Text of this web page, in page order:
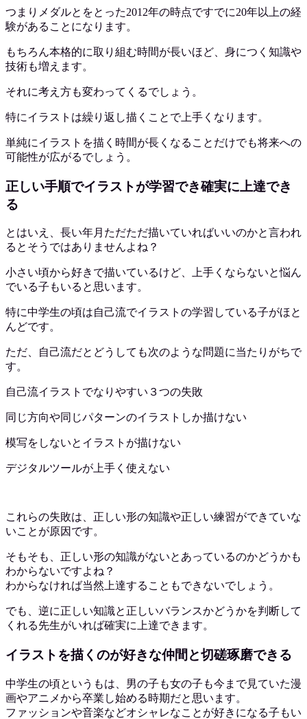
つまりメダルとをとった2012年の時点ですでに20年以上の経
験があることになります。
もちろん本格的に取り組む時間が長いほど、身につく知識や
技術も増えます。
それに考え方も変わってくるでしょう。
特にイラストは繰り返し描くことで上手くなります。
単純にイラストを描く時間が長くなることだけでも将来への
可能性が広がるでしょう。
正しい手順でイラストが学習でき確実に上達でき
る
とはいえ、長い年月ただただ描いていればいいのかと言われ
るとそうではありませんよね？
小さい頃から好きで描いているけど、上手くならないと悩ん
でいる子もいると思います。
特に中学生の頃は自己流でイラストの学習している子がほと
んどです。
ただ、自己流だとどうしても次のような問題に当たりがちで
す。
自己流イラストでなりやすい３つの失敗
同じ方向や同じパターンのイラストしか描けない
模写をしないとイラストが描けない
デジタルツールが上手く使えない
これらの失敗は、正しい形の知識や正しい練習ができていな
いことが原因です。
そもそも、正しい形の知識がないとあっているのかどうかも
わからないですよね？
わからなければ当然上達することもできないでしょう。
でも、逆に正しい知識と正しいバランスかどうかを判断して
くれる先生がいれば確実に上達できます。
イラストを描くのが好きな仲間と切磋琢磨できる
中学生の頃というもは、男の子も女の子も今まで見ていた漫
画やアニメから卒業し始める時期だと思います。
ファッションや音楽などオシャレなことが好きになる子もい